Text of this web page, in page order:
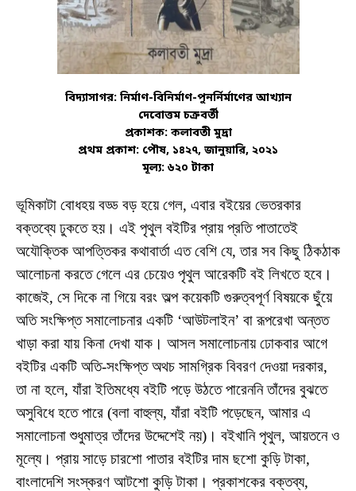
বিদ্যাসাগর: নির্মাণ-বিনির্মাণ-পুনর্নির্মাণের আখ্যান
দেবোত্তম চক্রবর্তী
প্রকাশক: কলাবতী মুদ্রা
প্রথম প্রকাশ: পৌষ, ১৪২৭, জানুয়ারি, ২০২১
মূল্য: ৬২০ টাকা
ভূমিকাটা বোধহয় বড্ড বড় হয়ে গেল, এবার বইয়ের ভেতরকার
বক্তব্যে ঢুকতে হয়। এই পৃথুল বইটির প্রায় প্রতি পাতাতেই
অযৌক্তিক আপত্তিকর কথাবার্তা এত বেশি যে, তার সব কিছু ঠিকঠাক
আলোচনা করতে গেলে এর চেয়েও পৃথুল আরেকটি বই লিখতে হবে।
কাজেই, সে দিকে না গিয়ে বরং অল্প কয়েকটি গুরুত্বপূর্ণ বিষয়কে ছুঁয়ে
অতি সংক্ষিপ্ত সমালোচনার একটি ‘আউটলাইন’ বা রূপরেখা অন্তত
খাড়া করা যায় কিনা দেখা যাক। আসল সমালোচনায় ঢোকবার আগে
বইটির একটি অতি-সংক্ষিপ্ত অথচ সামগ্রিক বিবরণ দেওয়া দরকার,
তা না হলে, যাঁরা ইতিমধ্যে বইটি পড়ে উঠতে পারেননি তাঁদের বুঝতে
অসুবিধে হতে পারে (বলা বাহুল্য, যাঁরা বইটি পড়েছেন, আমার এ
সমালোচনা শুধুমাত্র তাঁদের উদ্দেশেই নয়)। বইখানি পৃথুল, আয়তনে ও
মূল্যে। প্রায় সাড়ে চারশো পাতার বইটির দাম ছশো কুড়ি টাকা,
বাংলাদেশি সংস্করণ আটশো কুড়ি টাকা। প্রকাশকের বক্তব্য,